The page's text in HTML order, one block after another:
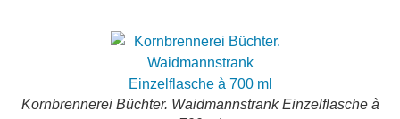
Kornbrennerei Büchter. Waidmannstrank Einzelflasche à